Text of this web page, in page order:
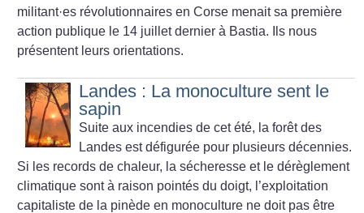
militant·es révolutionnaires en Corse menait sa première
action publique le 14 juillet dernier à Bastia. Ils nous
présentent leurs orientations.
Landes : La monoculture sent le
sapin
Suite aux incendies de cet été, la forêt des
Landes est défigurée pour plusieurs décennies.
Si les records de chaleur, la sécheresse et le dérèglement
climatique sont à raison pointés du doigt, l’exploitation
capitaliste de la pinède en monoculture ne doit pas être